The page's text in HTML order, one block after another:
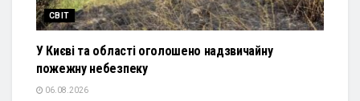
СВІТ
У Києві та області оголошено надзвичайну
пожежну небезпеку
06.08.2026